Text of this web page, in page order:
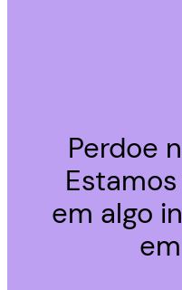
Perdoe
em algo